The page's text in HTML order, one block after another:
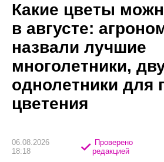
Какие цветы
в августе:
назвали лучшие
многолетники,
однолетники для
цветения
06.08.2026
18:18
Проверено
редакцией